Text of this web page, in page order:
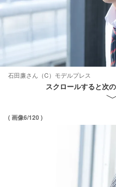
石田廉さん（C）モデルプレス
スクロールすると次
( 画像6/120 )